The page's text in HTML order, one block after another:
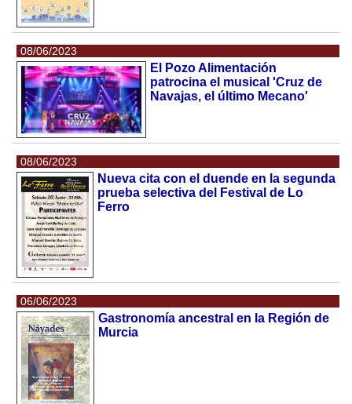
08/06/2023
El Pozo Alimentación
patrocina el musical 'Cruz de
Navajas, el último Mecano'
08/06/2023
Nueva cita con el duende en la segunda
prueba selectiva del Festival de Lo
Ferro
06/06/2023
Gastronomía ancestral en la Región de
Murcia